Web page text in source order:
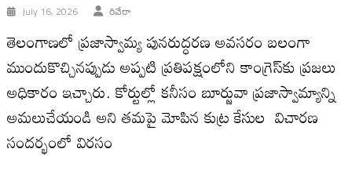
July 16, 2026 రివేరా
తెలంగాణ‌లో ప్ర‌జాస్వామ్య పున‌రుద్ధ‌ర‌ణ అవ‌స‌రం బ‌లంగా
ముందుకొచ్చిన‌ప్పుడు అప్ప‌టి ప్ర‌తిప‌క్షంలోని కాంగ్రెస్‌కు ప్ర‌జ‌లు
అధికారం ఇచ్చారు. కోర్టుల్లో క‌నీసం బూర్జువా ప్ర‌జాస్వామ్యాన్ని
అమ‌లుచేయండి అని త‌మ‌పై మోపిన కుట్ర కేసుల విచార‌ణ
సంద‌ర్భంలో విర‌సం